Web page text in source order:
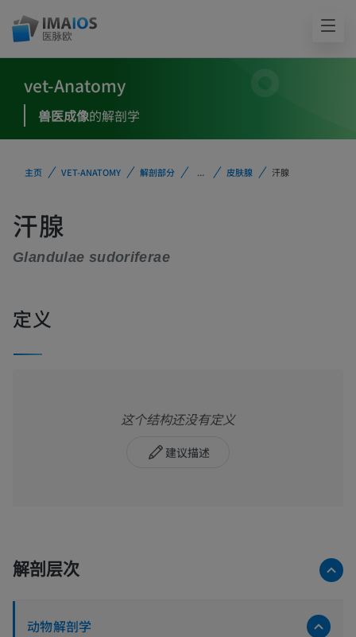
vet-Anatomy
兽医成像的解剖学
主页 VET-ANATOMY 解剖部分 ... 皮肤腺 汗腺
汗腺
Glandulae sudoriferae
定义
这个结构还没有定义
建议描述
解剖层次
动物解剖学